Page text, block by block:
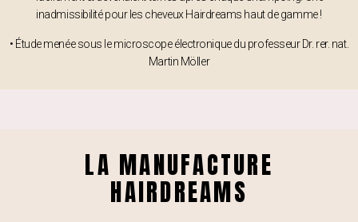
inadmissibilité pour les cheveux Hairdreams haut de gamme !
• Étude menée sous le microscope électronique du professeur Dr. rer. nat.
Martin Möller
LA MANUFACTURE
HAIRDREAMS